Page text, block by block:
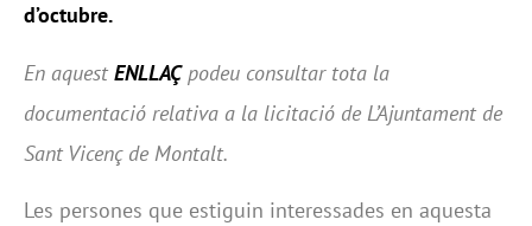
d’octubre.
En aquestENLLAÇpodeu consultar tota la
documentació relativa a la licitació de L’Ajuntament de
Sant Vicenç de Montalt.
Les persones que estiguin interessades en aquesta